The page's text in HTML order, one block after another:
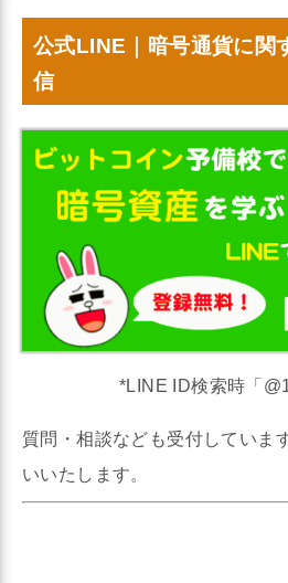
公式LINE｜暗号通貨に関
信
*LINE ID検索時「
質問・相談なども受付していま
いいたします。